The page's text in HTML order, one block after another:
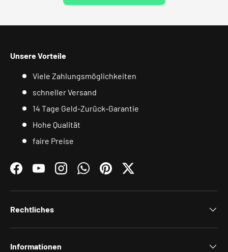
Unsere Vorteile
Viele Zahlungsmöglichkeiten
schneller Versand
14 Tage Geld-Zurück-Garantie
Hohe Qualität
faire Preise
FacebookYouTubeInstagramWhatsAppPinterestTwitter
Rechtliches
Informationen